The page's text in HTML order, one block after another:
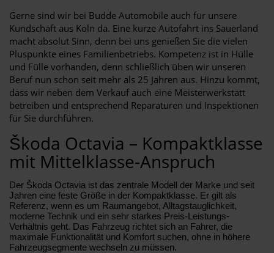
Gerne sind wir bei Budde Automobile auch für unsere
Kundschaft aus Köln da. Eine kurze Autofahrt ins Sauerland
macht absolut Sinn, denn bei uns genießen Sie die vielen
Pluspunkte eines Familienbetriebs. Kompetenz ist in Hülle
und Fülle vorhanden, denn schließlich üben wir unseren
Beruf nun schon seit mehr als 25 Jahren aus. Hinzu kommt,
dass wir neben dem Verkauf auch eine Meisterwerkstatt
betreiben und entsprechend Reparaturen und Inspektionen
für Sie durchführen.
Škoda Octavia – Kompaktklasse
mit Mittelklasse-Anspruch
Der Škoda Octavia ist das zentrale Modell der Marke und seit
Jahren eine feste Größe in der Kompaktklasse. Er gilt als
Referenz, wenn es um Raumangebot, Alltagstauglichkeit,
moderne Technik und ein sehr starkes Preis-Leistungs-
Verhältnis geht. Das Fahrzeug richtet sich an Fahrer, die
maximale Funktionalität und Komfort suchen, ohne in höhere
Fahrzeugsegmente wechseln zu müssen.